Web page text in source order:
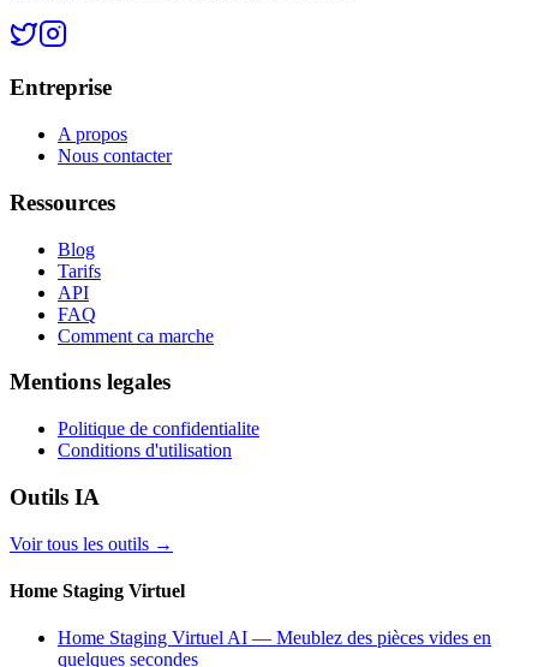
Entreprise
A propos
Nous contacter
Ressources
Blog
Tarifs
API
FAQ
Comment ca marche
Mentions legales
Politique de confidentialite
Conditions d'utilisation
Outils IA
Voir tous les outils →
Home Staging Virtuel
Home Staging Virtuel AI — Meublez des pièces vides en
quelques secondes